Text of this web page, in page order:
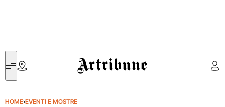
Artribune
HOME›EVENTI E MOSTRE